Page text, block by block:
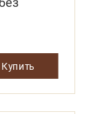
купить